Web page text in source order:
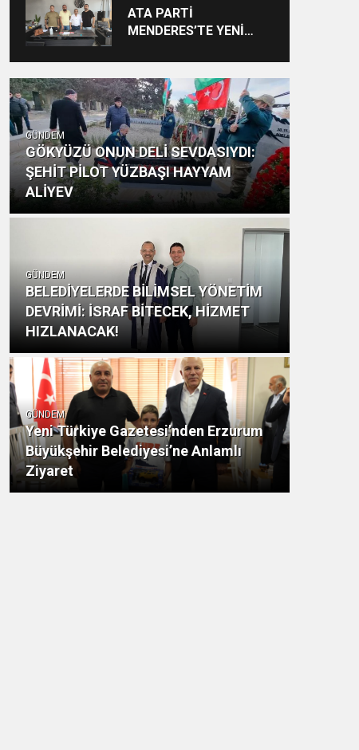
Kişinin Lafa Bakılmaz”
ATA PARTİ
MENDERES’TE YENİ
BAŞLADI
GÜNDEM
GÖKYÜZÜ ONUN DELİ SEVDASIYDI:
ŞEHİT PİLOT YÜZBAŞI HAYYAM
ALİYEV
GÜNDEM
BELEDİYELERDE BİLİMSEL YÖNETİM
DEVRİMİ: İSRAF BİTECEK, HİZMET
HIZLANACAK!
GÜNDEM
Yeni Türkiye Gazetesi’nden Erzurum
Büyükşehir Belediyesi’ne Anlamlı
Ziyaret